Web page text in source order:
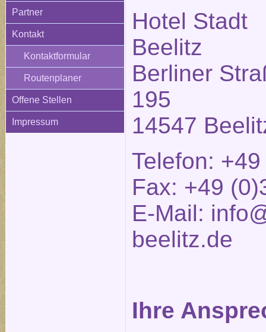
Partner
Kontakt
Kontaktformular
Routenplaner
Offene Stellen
Impressum
Hotel Stadt
Beelitz
Berliner
195
14547
Telefon:
Fax: +49
E-Mail:
beelitz.de
Ihre